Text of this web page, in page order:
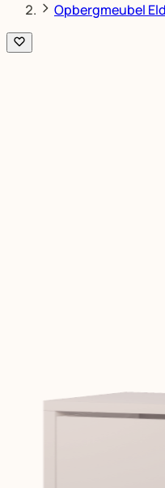
Opbergmeubel